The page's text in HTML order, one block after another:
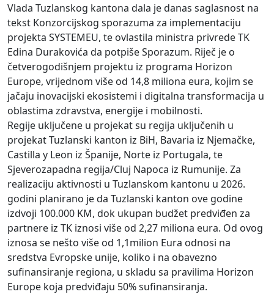
Vlada Tuzlanskog kantona dala je danas saglasnost na
tekst Konzorcijskog sporazuma za implementaciju
projekta SYSTEMEU, te ovlastila ministra privrede TK
Edina Durakovića da potpiše Sporazum. Riječ je o
četverogodišnjem projektu iz programa Horizon
Europe, vrijednom više od 14,8 miliona eura, kojim se
jačaju inovacijski ekosistemi i digitalna transformacija u
oblastima zdravstva, energije i mobilnosti.
Regije uključene u projekat su regija uključenih u
projekat Tuzlanski kanton iz BiH, Bavaria iz Njemačke,
Castilla y Leon iz Španije, Norte iz Portugala, te
Sjeverozapadna regija/Cluj Napoca iz Rumunije. Za
realizaciju aktivnosti u Tuzlanskom kantonu u 2026.
godini planirano je da Tuzlanski kanton ove godine
izdvoji 100.000 KM, dok ukupan budžet predviđen za
partnere iz TK iznosi više od 2,27 miliona eura. Od ovog
iznosa se nešto više od 1,1milion Eura odnosi na
sredstva Evropske unije, koliko i na obavezno
sufinansiranje regiona, u skladu sa pravilima Horizon
Europe koja predviđaju 50% sufinansiranja.